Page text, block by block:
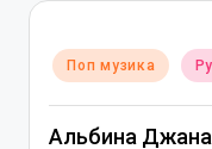
Posted
in
Поп музика
Альбина